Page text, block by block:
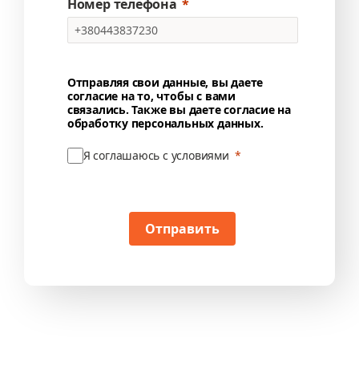
Номер телефона
Отправляя свои данные, вы даете
согласие на то, чтобы с вами
связались. Также вы даете согласие на
обработку персональных данных.
Я соглашаюсь с условиями
Отправить